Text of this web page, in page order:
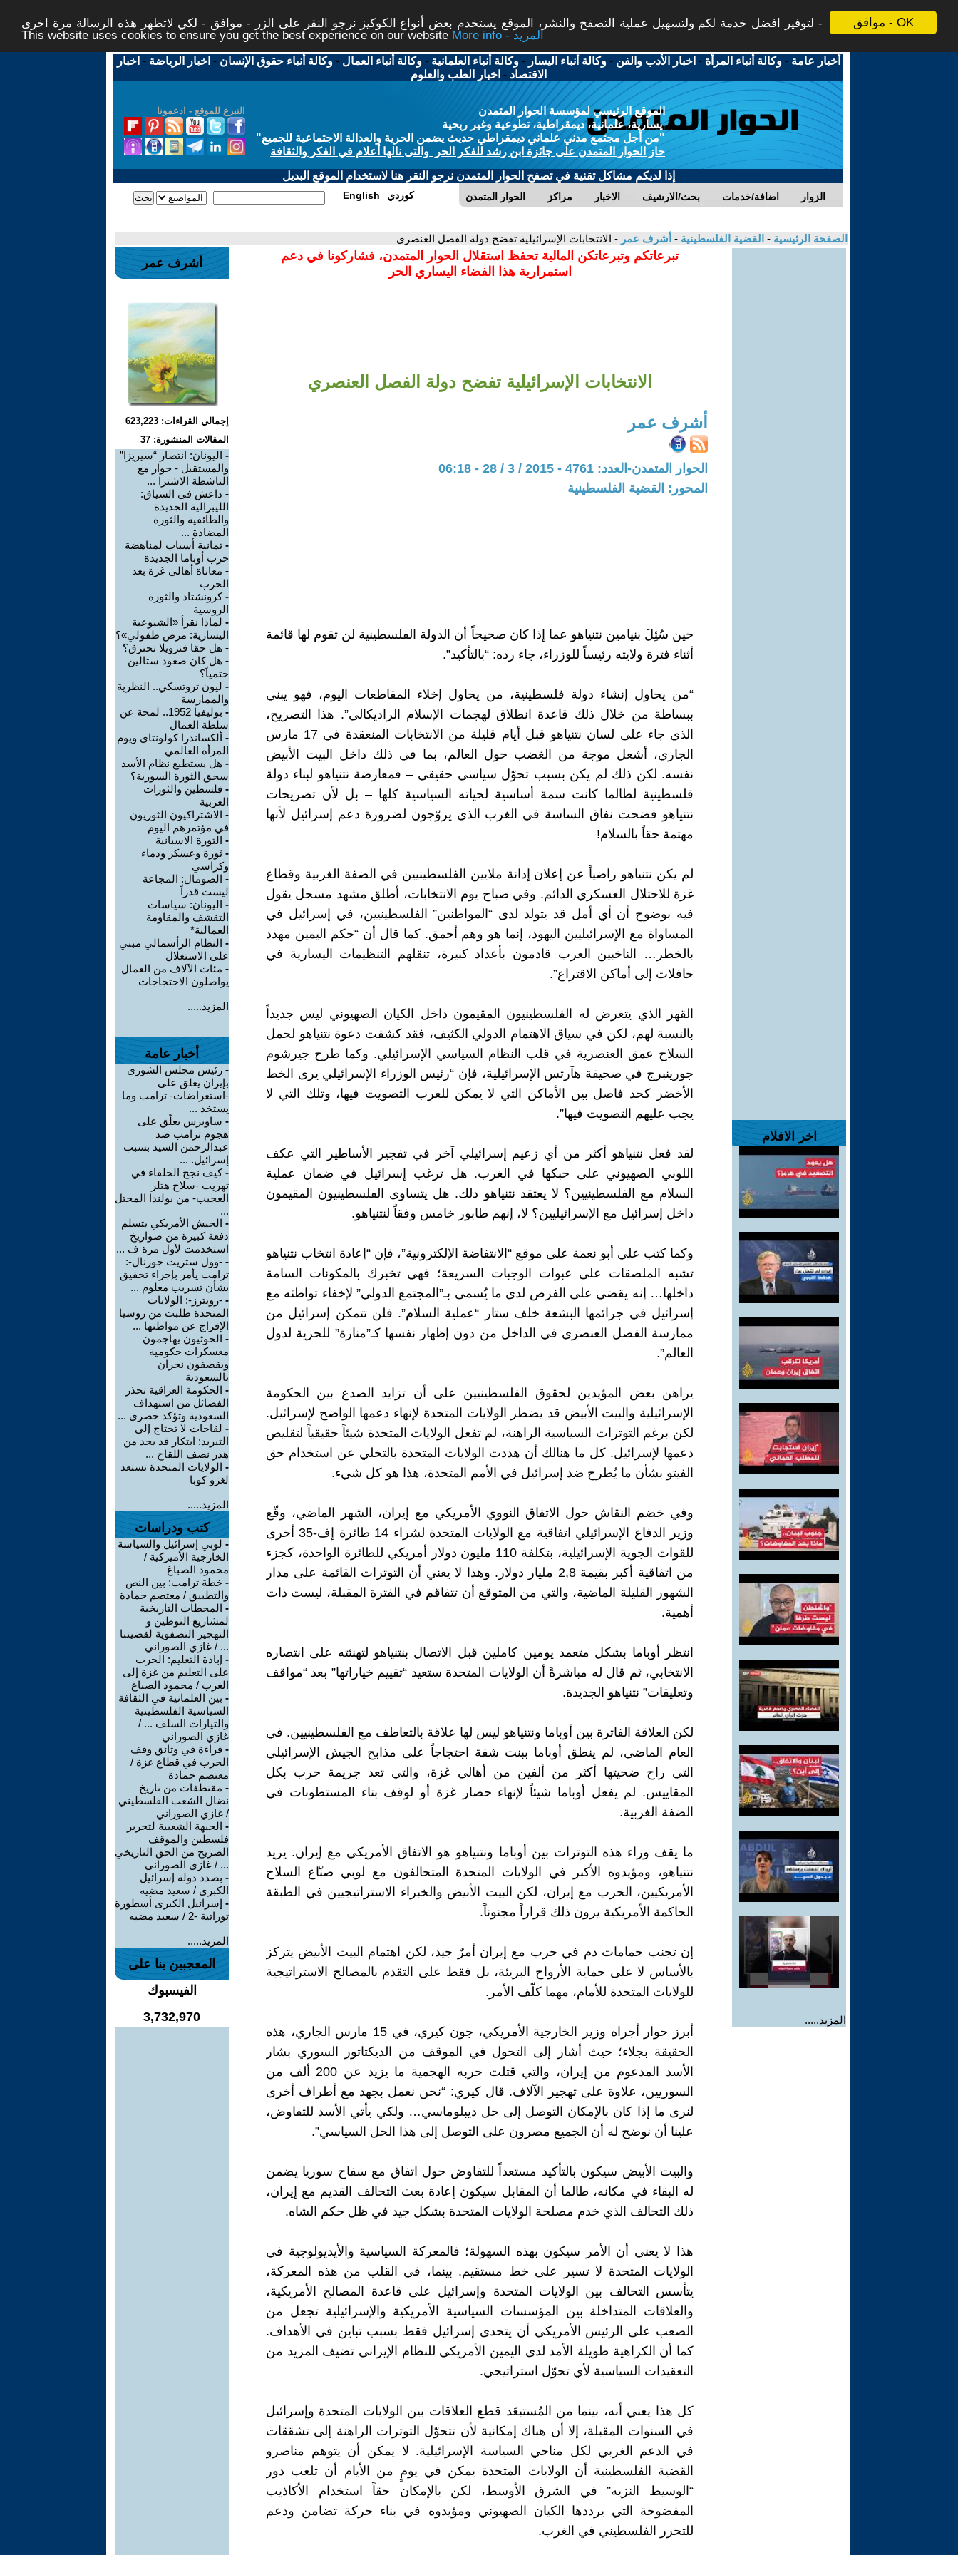
موافق - OK
لتوفير افضل خدمة لكم ولتسهيل عملية التصفح والنشر، الموقع يستخدم بعض أنواع الكوكيز نرجو النقر على الزر - موافق - لكي لاتظهر هذه الرسالة مرة اخرى -
This website uses cookies to ensure you get the best experience on our website
More info - المزيد
أخبار عامة -وكالة أنباء المرأة - اخبار الأدب والفن -وكالة أنباء اليسار -وكالة أنباء العلمانية -وكالة أنباء العمال -وكالة أنباء حقوق الإنسان - اخبار الرياضة - اخبار
الاقتصاد - اخبار الطب والعلوم
التبرع للموقع - ادعمونا
الموقع الرئيسي لمؤسسة الحوار المتمدن
يسارية، علمانية، ديمقراطية، تطوعية وغير ربحية
"من أجل مجتمع مدني علماني ديمقراطي حديث يضمن الحرية والعدالة الاجتماعية للجميع"
حاز الحوار المتمدن على جائزة ابن رشد للفكر الحر والتى نالها أعلام في الفكر والثقافة
إذا لديكم مشاكل تقنية في تصفح الحوار المتمدن نرجو النقر هنا لاستخدام الموقع البديل
الحوار المتمدن مراكز الاخبار بحث/الارشيف اضافة/خدمات الزوار English كوردي
الصفحة الرئيسية - القضية الفلسطينية - أشرف عمر - الانتخابات الإسرائيلية تفضح دولة الفصل العنصري
اخر الافلام
المزيد.....
تبرعاتكم وتبرعاتكن المالية تحفظ استقلال الحوار المتمدن، فشاركونا في دعم
استمرارية هذا الفضاء اليساري الحر
الانتخابات الإسرائيلية تفضح دولة الفصل العنصري
أشرف عمر
الحوار المتمدن-العدد: 4761 - 2015 / 3 / 28 - 06:18
المحور: القضية الفلسطينية
حين سُئِلَ بنيامين نتنياهو عما إذا كان صحيحاً أن الدولة الفلسطينية لن تقوم لها قائمة
أثناء فترة ولايته رئيساً للوزراء، جاء رده: “بالتأكيد”.
“من يحاول إنشاء دولة فلسطينية، من يحاول إخلاء المقاطعات اليوم، فهو يبني
ببساطة من خلال ذلك قاعدة انطلاق لهجمات الإسلام الراديكالي”. هذا التصريح،
الذي جاء على لسان نتنياهو قبل أيام قليلة من الانتخابات المنعقدة في 17 مارس
الجاري، أشعل موجة من الغضب حول العالم، بما في ذلك داخل البيت الأبيض
نفسه. لكن ذلك لم يكن بسبب تحوّل سياسي حقيقي – فمعارضة نتنياهو لبناء دولة
فلسطينية لطالما كانت سمة أساسية لحياته السياسية كلها – بل لأن تصريحات
نتنياهو فضحت نفاق الساسة في الغرب الذي يروّجون لضرورة دعم إسرائيل لأنها
مهتمة حقاً بالسلام!
لم يكن نتنياهو راضياً عن إعلان إدانة ملايين الفلسطينيين في الضفة الغربية وقطاع
غزة للاحتلال العسكري الدائم. وفي صباح يوم الانتخابات، أطلق مشهد مسجل يقول
فيه بوضوح أن أي أمل قد يتولد لدى “المواطنين” الفلسطينيين، في إسرائيل في
المساواة مع الإسرائيليين اليهود، إنما هو وهم أحمق. كما قال أن “حكم اليمين مهدد
بالخطر… الناخبين العرب قادمون بأعداد كبيرة، تنقلهم التنظيمات اليسارية في
حافلات إلى أماكن الاقتراع”.
القهر الذي يتعرض له الفلسطينيون المقيمون داخل الكيان الصهيوني ليس جديداً
بالنسبة لهم، لكن في سياق الاهتمام الدولي الكثيف، فقد كشفت دعوة نتنياهو لحمل
السلاح عمق العنصرية في قلب النظام السياسي الإسرائيلي. وكما طرح جيرشوم
جورينبرج في صحيفة هآرتس الإسرائيلية، فإن “رئيس الوزراء الإسرائيلي يرى الخط
الأخضر كحد فاصل بين الأماكن التي لا يمكن للعرب التصويت فيها، وتلك التي لا
يجب عليهم التصويت فيها”.
لقد فعل نتنياهو أكثر من أي زعيم إسرائيلي آخر في تفجير الأساطير التي عكف
اللوبي الصهيوني على حبكها في الغرب. هل ترغب إسرائيل في ضمان عملية
السلام مع الفلسطينيين؟ لا يعتقد نتنياهو ذلك. هل يتساوى الفلسطينيون المقيمون
داخل إسرائيل مع الإسرائيليين؟ لا، إنهم طابور خامس وفقاً لنتنياهو.
وكما كتب علي أبو نعمة على موقع “الانتفاضة الإلكترونية”، فإن “إعادة انتخاب نتنياهو
تشبه الملصقات على عبوات الوجبات السريعة؛ فهي تخبرك بالمكونات السامة
داخلها… إنه يقضي على الفرص لدى ما يُسمى بـ”المجتمع الدولي” لإخفاء تواطئه مع
إسرائيل في جرائمها البشعة خلف ستار “عملية السلام”. فلن تتمكن إسرائيل من
ممارسة الفصل العنصري في الداخل من دون إظهار نفسها كـ”منارة” للحرية لدول
العالم”.
يراهن بعض المؤيدين لحقوق الفلسطينيين على أن تزايد الصدع بين الحكومة
الإسرائيلية والبيت الأبيض قد يضطر الولايات المتحدة لإنهاء دعمها الواضح لإسرائيل.
لكن برغم التوترات السياسية الراهنة، لم تفعل الولايات المتحدة شيئاً حقيقياً لتقليص
دعمها لإسرائيل. كل ما هنالك أن هددت الولايات المتحدة بالتخلي عن استخدام حق
الفيتو بشأن ما يُطرح ضد إسرائيل في الأمم المتحدة، هذا هو كل شيء.
وفي خضم النقاش حول الاتفاق النووي الأمريكي مع إيران، الشهر الماضي، وقّع
وزير الدفاع الإسرائيلي اتفاقية مع الولايات المتحدة لشراء 14 طائرة إف-35 أخرى
للقوات الجوية الإسرائيلية، بتكلفة 110 مليون دولار أمريكي للطائرة الواحدة، كجزء
من اتفاقية أكبر بقيمة 2,8 مليار دولار. وهذا لا يعني أن التوترات القائمة على مدار
الشهور القليلة الماضية، والتي من المتوقع أن تتفاقم في الفترة المقبلة، ليست ذات
أهمية.
انتظر أوباما بشكل متعمد يومين كاملين قبل الاتصال بنتنياهو لتهنئته على انتصاره
الانتخابي، ثم قال له مباشرةً أن الولايات المتحدة ستعيد “تقييم خياراتها” بعد “مواقف
وتعليقات” نتنياهو الجديدة.
لكن العلاقة الفاترة بين أوباما ونتنياهو ليس لها علاقة بالتعاطف مع الفلسطينيين. في
العام الماضي، لم ينطق أوباما ببنت شفة احتجاجاً على مذابح الجيش الإسرائيلي
التي راح ضحيتها أكثر من ألفين من أهالي غزة، والتي تعد جريمة حرب بكل
المقاييس. لم يفعل أوباما شيئاً لإنهاء حصار غزة أو لوقف بناء المستطونات في
الضفة الغربية.
ما يقف وراء هذه التوترات بين أوباما ونتنياهو هو الاتفاق الأمريكي مع إيران. يريد
نتنياهو، ومؤيدوه الأكبر في الولايات المتحدة المتحالفون مع لوبي صنّاع السلاح
الأمريكيين، الحرب مع إيران، لكن البيت الأبيض والخبراء الاستراتيجيين في الطبقة
الحاكمة الأمريكية يرون ذلك قراراً مجنوناً.
إن تجنب حمامات دم في حرب مع إيران أمرٌ جيد، لكن اهتمام البيت الأبيض يتركز
بالأساس لا على حماية الأرواح البريئة، بل فقط على التقدم بالمصالح الاستراتيجية
للولايات المتحدة للأمام، مهما كلّف الأمر.
أبرز حوار أجراه وزير الخارجية الأمريكي، جون كيري، في 15 مارس الجاري، هذه
الحقيقة بجلاء؛ حيث أشار إلى التحول في الموقف من الديكتاتور السوري بشار
الأسد المدعوم من إيران، والتي قتلت حربه الهجمية ما يزيد عن 200 ألف من
السوريين، علاوة على تهجير الآلاف. قال كيري: “نحن نعمل بجهد مع أطراف أخرى
لنرى ما إذا كان بالإمكان التوصل إلى حل ديبلوماسي… ولكي يأتي الأسد للتفاوض،
علينا أن نوضح له أن الجميع مصرون على التوصل إلى هذا الحل السياسي”.
والبيت الأبيض سيكون بالتأكيد مستعداً للتفاوض حول اتفاق مع سفاح سوريا يضمن
له البقاء في مكانه، طالما أن المقابل سيكون إعادة بعث التحالف القديم مع إيران،
ذلك التحالف الذي خدم مصلحة الولايات المتحدة بشكل جيد في ظل حكم الشاه.
هذا لا يعني أن الأمر سيكون بهذه السهولة؛ فالمعركة السياسية والأيديولوجية في
الولايات المتحدة لا تسير على خط مستقيم. بينما، في القلب من هذه المعركة،
يتأسس التحالف بين الولايات المتحدة وإسرائيل على قاعدة المصالح الأمريكية،
والعلاقات المتداخلة بين المؤسسات السياسية الأمريكية والإسرائيلية تجعل من
الصعب على الرئيس الأمريكي أن يتحدى إسرائيل فقط بسبب تباين في الأهداف.
كما أن الكراهية طويلة الأمد لدى اليمين الأمريكي للنظام الإيراني تضيف المزيد من
التعقيدات السياسية لأي تحوّل استراتيجي.
كل هذا يعني أنه، بينما من المُستبعَد قطع العلاقات بين الولايات المتحدة وإسرائيل
في السنوات المقبلة، إلا أن هناك إمكانية لأن تتحوّل التوترات الراهنة إلى تشققات
في الدعم الغربي لكل مناحي السياسة الإسرائيلية. لا يمكن أن يتوهم مناصرو
القضية الفلسطينية أن الولايات المتحدة يمكن في يومٍ من الأيام أن تلعب دور
“الوسيط النزيه” في الشرق الأوسط، لكن بالإمكان حقاً استخدام الأكاذيب
المفضوحة التي يرددها الكيان الصهيوني ومؤيدوه في بناء حركة تضامن ودعم
للتحرر الفلسطيني في الغرب.
أشرف عمر
إجمالي القراءات: 623,223
المقالات المنشورة: 37
- اليونان: انتصار “سيريزا”
والمستقبل - حوار مع
الناشطة الاشترا ...
- داعش في السياق:
الليبرالية الجديدة
والطائفية والثورة
المضادة ...
- ثمانية أسباب لمناهضة
حرب أوباما الجديدة
- معاناة أهالي غزة بعد
الحرب
-كرونشتاد والثورة
الروسية
- لماذا نقرأ «الشيوعية
اليسارية: مرض طفولي»؟
- هل حقا فنزويلا تحترق؟
- هل كان صعود ستالين
حتمياً؟
- ليون تروتسكي.. النظرية
والممارسة
-
بوليفيا 1952.. لمحة عن
سلطة العمال
- ألكساندرا كولونتاي ويوم
المرأة العالمي
- هل يستطيع نظام الأسد
سحق الثورة السورية؟
- فلسطين والثورات
العربية
- الاشتراكيون الثوريون
في مؤتمرهم اليوم
- الثورة الاسبانية
- ثورة وعسكر ودماء
وكراسي
- الصومال: المجاعة
ليست قدراً
- اليونان: سياسات
التقشف والمقاومة
العمالية*
- النظام الرأسمالي مبني
على الاستغلال
- مئات الآلاف من العمال
يواصلون الاحتجاجات
المزيد.....
أخبار عامة
- رئيس مجلس الشورى
بإيران يعلق على
-استعراضات- ترامب وما
يستخد ...
- ساويرس يعلّق على
هجوم ترامب ضد
عبدالرحمن السيد بسبب
إسرائيل. ...
-كيف نجح الحلفاء في
تهريب -سلاح هتلر
العجيب- من بولندا المحتل
...
- الجيش الأمريكي يتسلم
دفعة كبيرة من صواريخ
استخدمت لأول مرة ف ...
- -وول ستريت جورنال-:
ترامب يأمر بإجراء تحقيق
بشأن تسريب معلوم ...
- -رويترز-: الولايات
المتحدة طلبت من روسيا
الإفراج عن مواطنها ...
- الحوثيون يهاجمون
معسكرات حكومية
ويقصفون نجران
بالسعودية
- الحكومة العراقية تحذر
الفصائل من استهداف
السعودية وتؤكد حصري ...
- لقاحات لا تحتاج إلى
التبريد: ابتكار قد يحد من
هدر نصف اللقاح ...
- الولايات المتحدة تستعد
لغزو كوبا
المزيد.....
كتب ودراسات
- لوبي إسرائيل والسياسة
الخارجية الأميركية /
محمود الصباغ
- خطة ترامب: بين النص
والتطبيق / معتصم حمادة
- المحطات التاريخية
لمشاريع التوطين و
التهجير التصفوية لقضيتنا
... / غازي الصوراني
- إبادة التعليم: الحرب
على التعليم من غزة إلى
الغرب / محمود الصباغ
- بين العلمانية في الثقافة
السياسية الفلسطينية
والتيارات السلف ... /
غازي الصوراني
- قراءة في وثائق وقف
الحرب في قطاع غزة /
معتصم حمادة
- مقتطفات من تاريخ
نضال الشعب الفلسطيني
/ غازي الصوراني
- الجبهة الشعبية لتحرير
فلسطين والموقف
الصريح من الحق التاريخي
... / غازي الصوراني
- بصدد دولة إسرائيل
الكبرى / سعيد مضيه
- إسرائيل الكبرى أسطورة
توراتية -2 / سعيد مضيه
المزيد.....
المعجبين بنا على
الفيسبوك
3,732,970